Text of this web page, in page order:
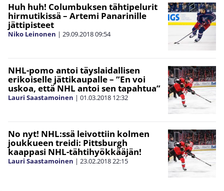
Huh huh! Columbuksen tähtipelurit
hirmutikissä – Artemi Panarinille
jättipisteet
Niko Leinonen | 29.09.201809:54
NHL-pomo antoi täyslaidallisen
erikoiselle jättikaupalle – ”En voi
uskoa, että NHL antoi sen tapahtua”
Lauri Saastamoinen | 01.03.2018 12:32
No nyt! NHL:ssä leivottiin kolmen
joukkueen treidi: Pittsburgh
kaappasi NHL-tähtihyökkääjän!
Lauri Saastamoinen | 23.02.201822:15